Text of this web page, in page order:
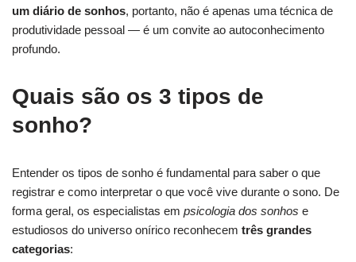
um diário de sonhos, portanto, não é apenas uma técnica de
produtividade pessoal — é um convite ao autoconhecimento
profundo.
Quais são os 3 tipos de
sonho?
Entender os tipos de sonho é fundamental para saber o que
registrar e como interpretar o que você vive durante o sono. De
forma geral, os especialistas em psicologia dos sonhos e
estudiosos do universo onírico reconhecem três grandes
categorias: